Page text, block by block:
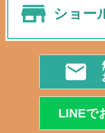
ショー
LINEで